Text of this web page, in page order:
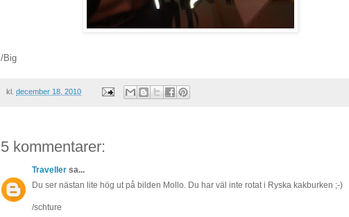
/Big
kl. december 18, 2010
5 kommentarer:
Traveller sa...
Du ser nästan lite hög ut på bilden Mollo. Du har väl inte rotat i Ryska kakburken ;-)
/schture